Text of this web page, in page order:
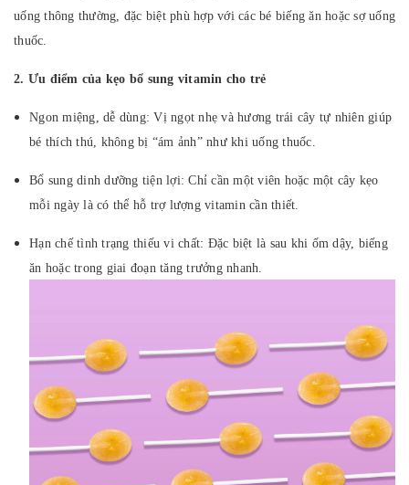
uống thông thường, đặc biệt phù hợp với các bé biếng ăn hoặc sợ uống
thuốc.
2. Ưu điểm của kẹo bổ sung vitamin cho trẻ
Ngon miệng, dễ dùng: Vị ngọt nhẹ và hương trái cây tự nhiên giúp
bé thích thú, không bị “ám ảnh” như khi uống thuốc.
Bổ sung dinh dưỡng tiện lợi: Chỉ cần một viên hoặc một cây kẹo
mỗi ngày là có thể hỗ trợ lượng vitamin cần thiết.
Hạn chế tình trạng thiếu vi chất: Đặc biệt là sau khi ốm dậy, biếng
ăn hoặc trong giai đoạn tăng trưởng nhanh.